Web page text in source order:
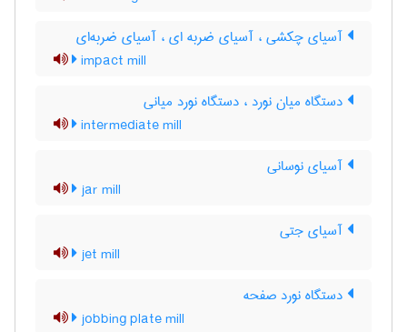
آسیای چکشی ، آسیای ضربه ای ، آسیای ضربه‌ای
impact mill
دستگاه میان نورد ، دستگاه نورد میانی
intermediate mill
آسیای نوسانی
jar mill
آسیای جتی
jet mill
دستگاه نورد صفحه
jobbing plate mill